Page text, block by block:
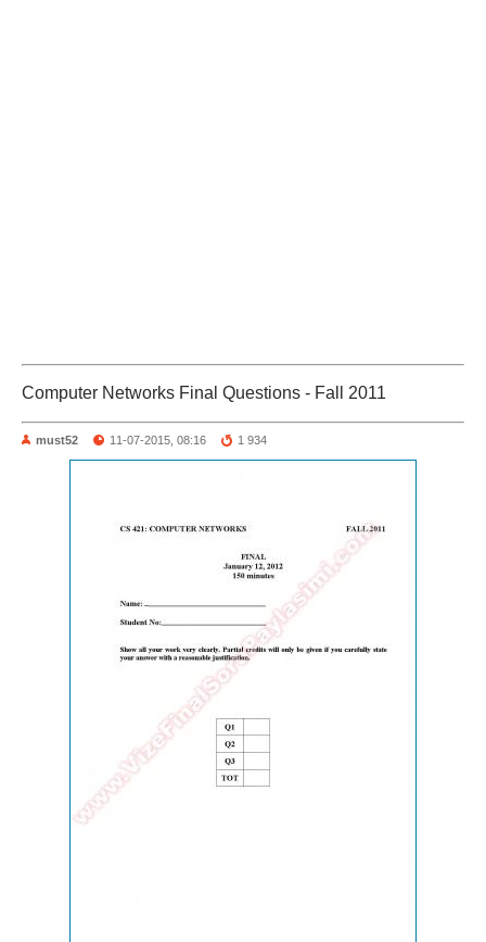
Computer Networks Final Questions - Fall 2011
must52 11-07-2015, 08:16 1 934